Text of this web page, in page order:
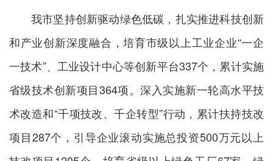
我市坚持创新驱动绿色低碳，扎实推进科技创新
和产业创新深度融合，培育市级以上工业企业“一企
一技术”、工业设计中心等创新平台337个，累计实施
省级技术创新项目364项。深入实施新一轮高水平技
术改造和“千项技改、千企转型”行动，累计扶持技改
项目287个，引导企业滚动实施总投资500万元以上